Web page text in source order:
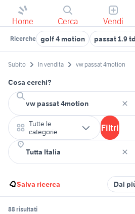
Home Cerca Vendi
Ricerche golf 4 motion passat 1.9
Subito In vendita vw passat 4motion
Cosa cerchi?
Tutte le
categorie
Filtri
Salva ricerca Dal
88 risultati